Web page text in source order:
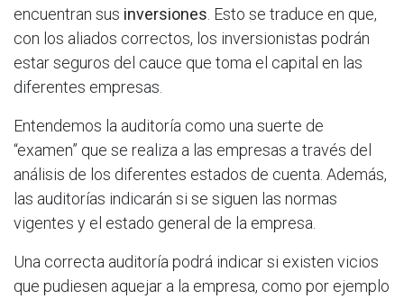
encuentran sus inversiones . Esto se traduce en que,
con los aliados correctos, los inversionistas podrán
estar seguros del cauce que toma el capital en las
diferentes empresas.
Entendemos la auditoría como una suerte de
“examen” que se realiza a las empresas a través del
análisis de los diferentes estados de cuenta. Además,
las auditorías indicarán si se siguen las normas
vigentes y el estado general de la empresa.
Una correcta auditoría podrá indicar si existen vicios
que pudiesen aquejar a la empresa, como por ejemplo